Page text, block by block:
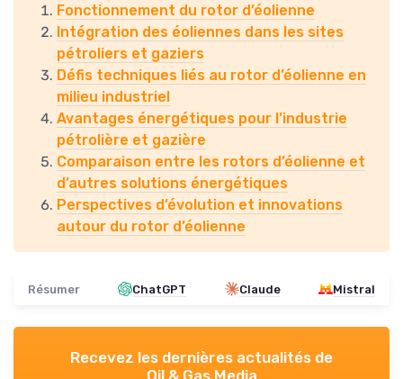
Fonctionnement du rotor d’éolienne
Intégration des éoliennes dans les sites
pétroliers et gaziers
Défis techniques liés au rotor d’éolienne en
milieu industriel
Avantages énergétiques pour l’industrie
pétrolière et gazière
Comparaison entre les rotors d’éolienne et
d’autres solutions énergétiques
Perspectives d’évolution et innovations
autour du rotor d’éolienne
Résumer ChatGPT Claude Mistral
Recevez les dernières actualités de
Oil & Gas Media